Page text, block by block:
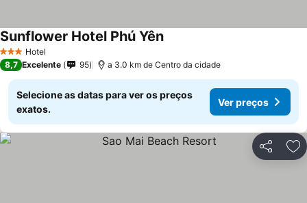
3 EstrelasHotel
Sunflower Hotel Phú Yên
8,7 Excelente 95 a 3.0 km de Centro da cidade
Selecione as datas para ver os preços
exatos.
Ver preços
Partilhar